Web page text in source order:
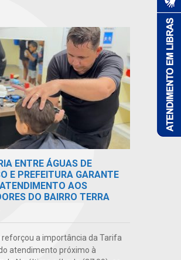
ENTRE ÁGUAS DE
E PREFEITURA GARANTE
AOS
DO BAIRRO TERRA
reforçou a importância da Tarifa
atendimento próximo à